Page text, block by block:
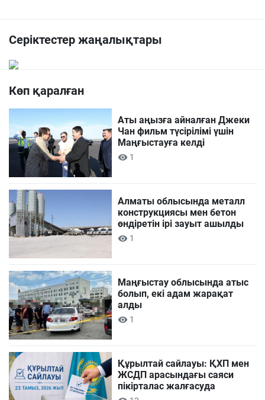
Серіктестер жаңалықтары
Көп қаралған
Аты аңызға айналған Джеки
Чан фильм түсірілімі үшін
Маңғыстауға келді
1
Алматы облысында металл
конструкциясы мен бетон
өндіретін ірі зауыт ашылды
1
Маңғыстау облысында атыс
болып, екі адам жарақат
алды
1
Құрылтай сайлауы: ҚХП мен
ЖСДП арасындағы саяси
пікірталас жалғасуда